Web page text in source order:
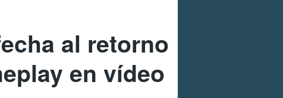
al retorno
en vídeo